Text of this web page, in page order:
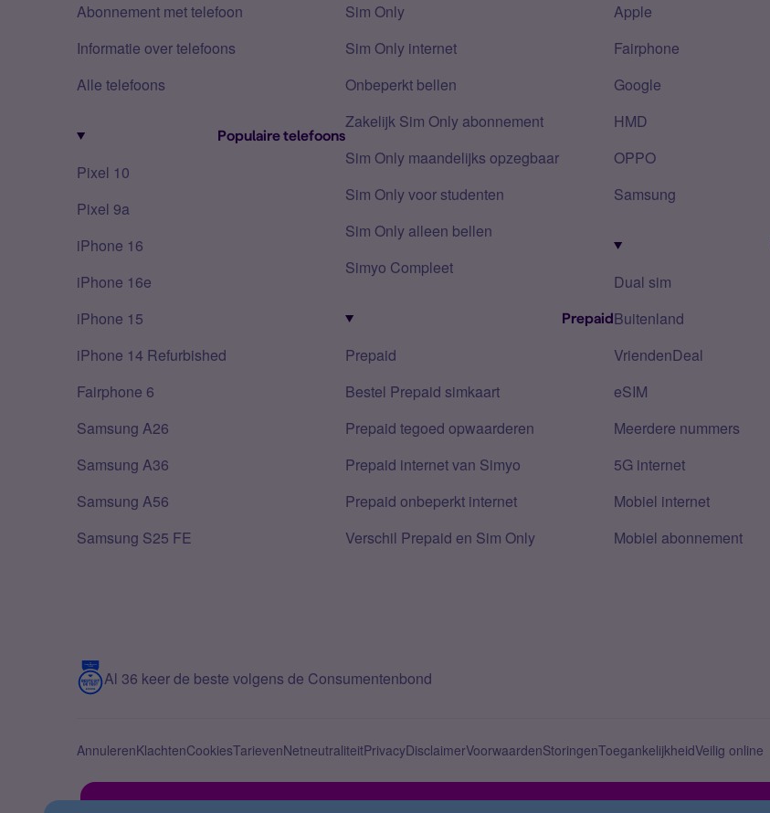
Abonnement met telefoon
Informatie over telefoons
Alle telefoons
Populaire telefoons
Pixel 10
Pixel 9a
iPhone 16
iPhone 16e
iPhone 15
iPhone 14 Refurbished
Fairphone 6
Samsung A26
Samsung A36
Samsung A56
Samsung S25 FE
Sim Only
Sim Only internet
Onbeperkt bellen
Zakelijk Sim Only abonnement
Sim Only maandelijks opzegbaar
Sim Only voor studenten
Sim Only alleen bellen
Simyo Compleet
Prepaid
Prepaid
Bestel Prepaid simkaart
Prepaid tegoed opwaarderen
Prepaid internet van Simyo
Prepaid onbeperkt internet
Verschil Prepaid en Sim Only
Apple
Fairphone
Google
HMD
OPPO
Samsung
Dual sim
Buitenland
VriendenDeal
eSIM
Meerdere nummers
5G internet
Mobiel internet
Mobiel abonnement
Al 36 keer de beste volgens de Consumentenbond
AnnulerenKlachtenCookiesTarievenNetneutraliteitPrivacyDisclaimerVoorwaardenStoringenToegankelijkheidVeilig online